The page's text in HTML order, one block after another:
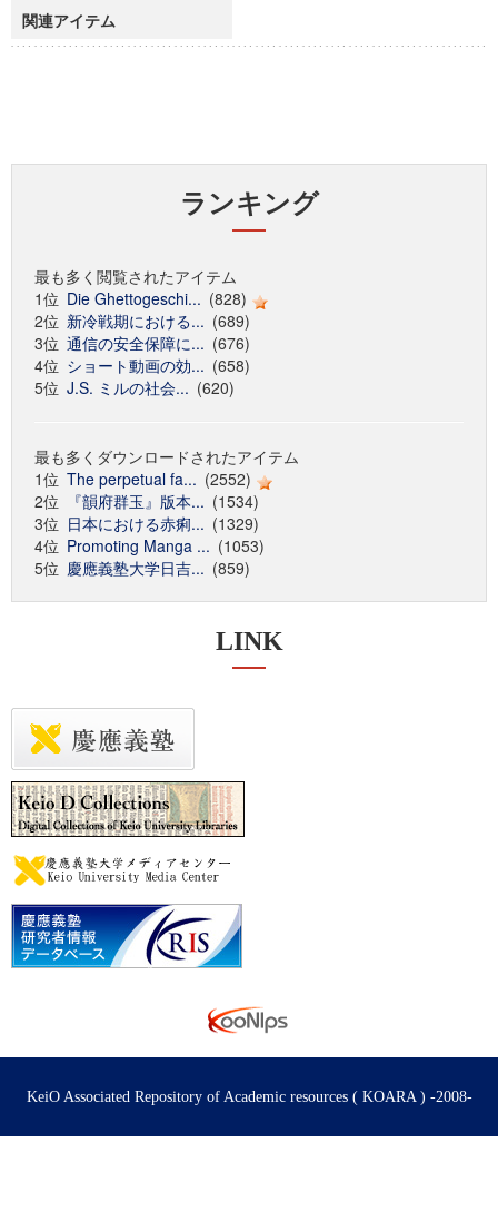
関連アイテム
ランキング
最も多く閲覧されたアイテム
1位 Die Ghettogeschi... (828)
2位 新冷戦期における... (689)
3位 通信の安全保障に... (676)
4位 ショート動画の効... (658)
5位 J.S. ミルの社会... (620)
最も多くダウンロードされたアイテム
1位 The perpetual fa... (2552)
2位
『韻府群玉』版本... (1534)
3位 日本における赤痢... (1329)
4位 Promoting Manga ... (1053)
5位 慶應義塾大学日吉... (859)
LINK
KeiO Associated Repository of Academic resources ( KOARA ) -2008-